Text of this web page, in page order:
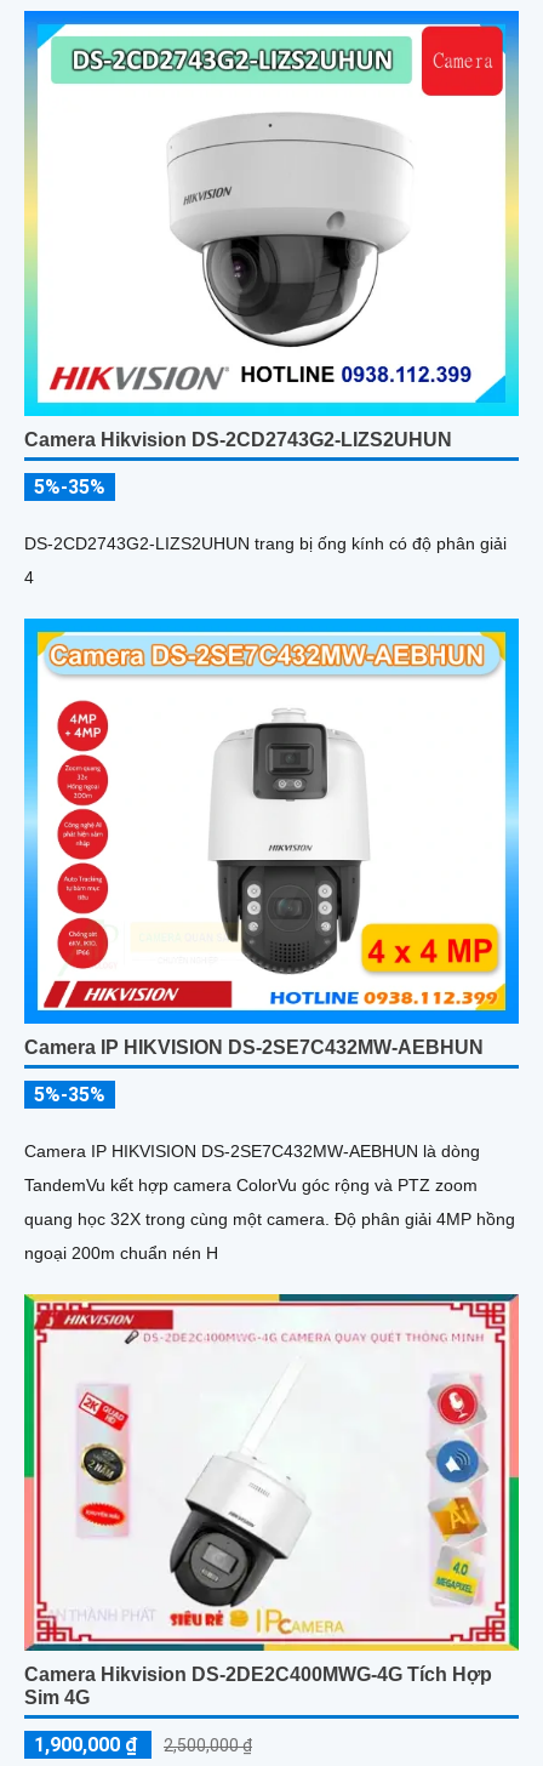
Camera Hikvision DS-2CD2743G2-LIZS2UHUN
5%-35%
DS-2CD2743G2-LIZS2UHUN trang bị ống kính có độ phân giải
4
Camera IP HIKVISION DS-2SE7C432MW-AEBHUN
5%-35%
Camera IP HIKVISION DS-2SE7C432MW-AEBHUN là dòng
TandemVu kết hợp camera ColorVu góc rộng và PTZ zoom
quang học 32X trong cùng một camera. Độ phân giải 4MP hồng
ngoại 200m chuẩn nén H
Camera Hikvision DS-2DE2C400MWG-4G Tích Hợp
Sim 4G
1,900,000 ₫ 2,500,000 ₫